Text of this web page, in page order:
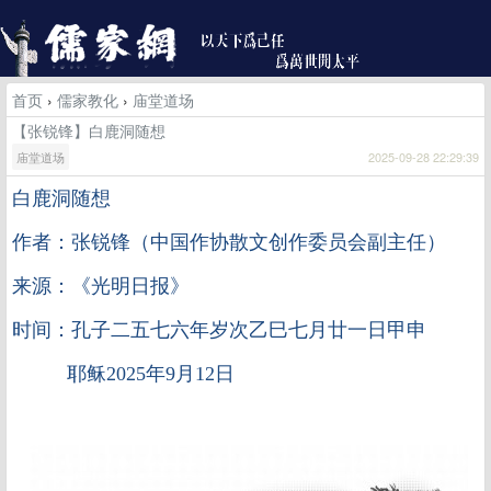
首页 › 儒家教化 › 庙堂道场
【张锐锋】白鹿洞随想
庙堂道场 2025-09-28 22:29:39
白鹿洞随想
作者：张锐锋（中国作协散文创作委员会副主任）
来源：《光明日报》
时间：孔子二五七六年岁次乙巳七月廿一日甲申
耶稣2025年9月12日